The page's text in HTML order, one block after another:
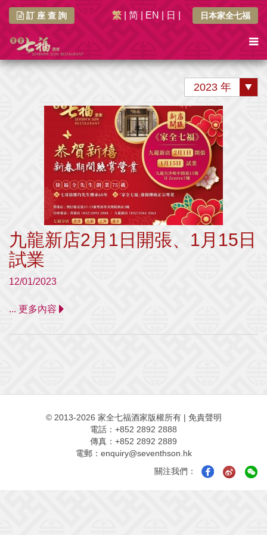
日本家全七福
繁 简 EN 日
訂 座 查 詢
2023 年
九龍新店2月1日開張、1月15日
試業
12/01/2023
... 更多內容
© 2013-2026 家全七福酒家版權所有| 免責聲明
電話：+852 2892 2888
傳真：+852 2892 2889
電郵： enquiry@seventhson.hk
關注我們：